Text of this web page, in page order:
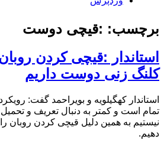
برچسب: :قیچی دوست
استاندار :قیچی کردن
کلنگ زنی دوست داریم
استاندار کهگیلویه و بویراحمد گفت:
تمام است و کمتر به دنبال تعریف و
نیستیم به همین دلیل قیچی کردن روبان
دهیم.